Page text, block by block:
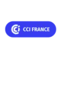
Actualités